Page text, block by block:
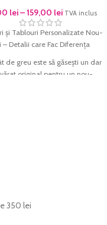
lei–159,00 lei TVA inclus
și Tablouri Personalizate Nou-
– Detalii care Fac Diferența
de greu este să găsești un dar
original pentru un nou-
care să nu ajungă uitat într-un
de tablouri care ies din tipare
zâmbete garantate.
vizită acasă. Este acel tip
cu mândrie pe perete.
350 lei